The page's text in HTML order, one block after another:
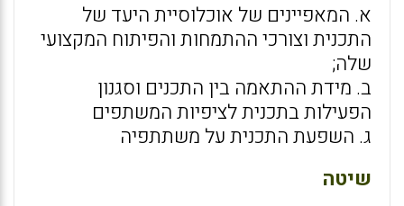
א. המאפיינים של אוכלוסיית היעד של
התכנית וצורכי ההתמחות והפיתוח המקצועי
שלה;
ב. מידת ההתאמה בין התכנים וסגנון
הפעילות בתכנית לציפיות המשתפים
ג. השפעת התכנית על משתתפיה
שיטה